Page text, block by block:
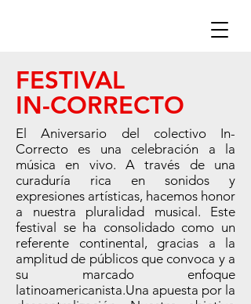
FESTIVAL
IN-CORRECTO
El Aniversario del colectivo In-
Correcto es una celebración a la
música en vivo. A través de una
curaduría rica en sonidos y
expresiones artísticas, hacemos honor
a nuestra pluralidad musical. Este
festival se ha consolidado como un
referente continental, gracias a la
amplitud de públicos que convoca y a
su marcado enfoque
latinoamericanista.Una apuesta por la